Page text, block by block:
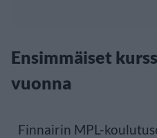
Ensimmäiset
vuonna
Finnairin MPL-